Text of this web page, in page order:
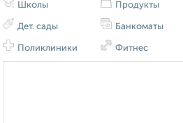
Школы
Дет. сады
Поликлиники
Продукты
Банкоматы
Фитнес